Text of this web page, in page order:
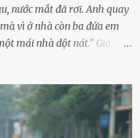
nước mắt đã rơi. Anh quay
vì ở nhà còn ba đứa em
mái nhà dột nát.” Gia
vai gầy guộc của bà nội –
Trí, lúc đó mới chỉ 17 tuổi.
12 nhưng đã biết làm ruộng,